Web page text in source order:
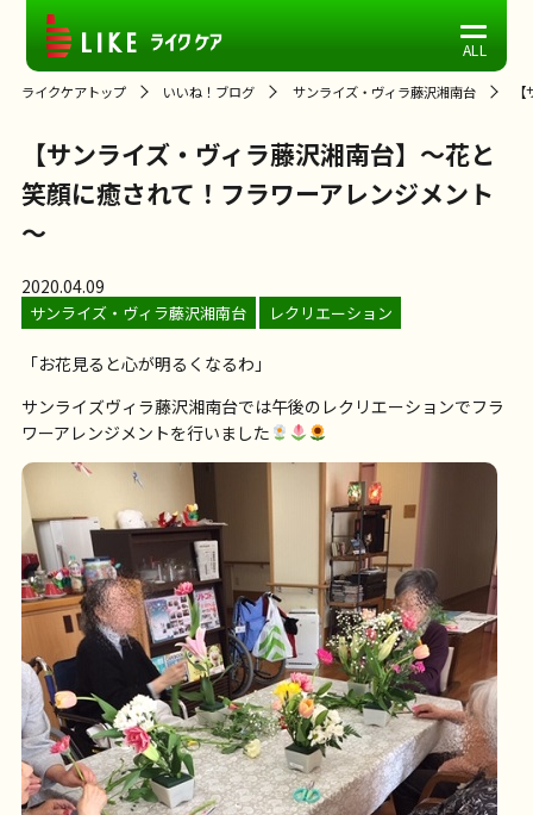
ライクケアトップ いいね！ブログ サンライズ・ヴィラ藤沢湘南台
【サンライズ・ヴィラ藤沢湘南台】～花と
笑顔に癒されて！フラワーアレンジメント
～
2020.04.09
サンライズ・ヴィラ藤沢湘南台 レクリエーション
「お花見ると心が明るくなるわ」
サンライズヴィラ藤沢湘南台では午後のレクリエーションでフラ
ワーアレンジメントを行いました